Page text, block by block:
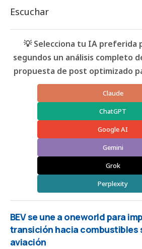
Escuchar
💡 Selecciona tu IA preferida
segundos un análisis completo
propuesta de post optimizado
Claude
ChatGPT
Google AI
Gemini
Grok
Perplexity
BEV se une a oneworld para
transición hacia combustibles
aviación